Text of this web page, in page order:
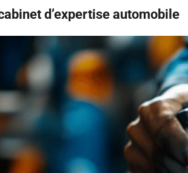
d’expertise automobile